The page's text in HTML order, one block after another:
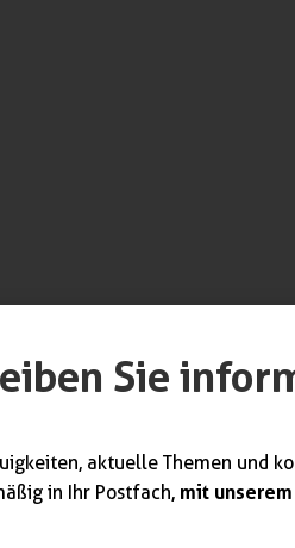
Weitere
Sie
aktuelle Themen und
in Ihr Postfach, mit